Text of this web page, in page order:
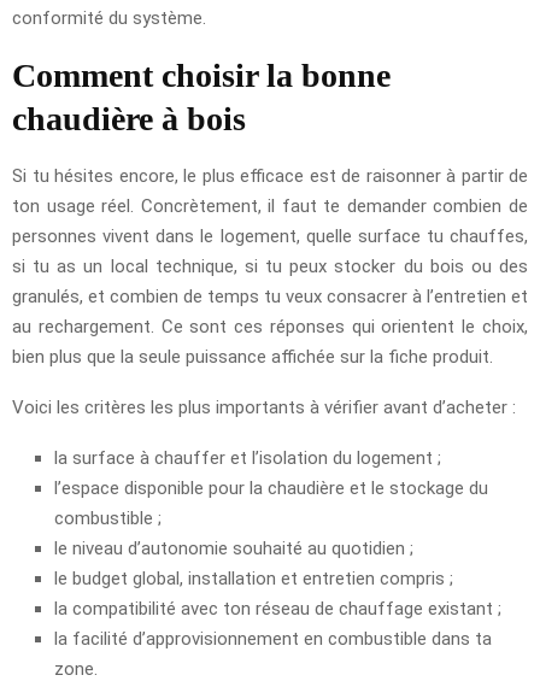
conformité du système.
Comment choisir la bonne
chaudière à bois
Si tu hésites encore, le plus efficace est de raisonner à partir de
ton usage réel. Concrètement, il faut te demander combien de
personnes vivent dans le logement, quelle surface tu chauffes,
si tu as un local technique, si tu peux stocker du bois ou des
granulés, et combien de temps tu veux consacrer à l’entretien et
au rechargement. Ce sont ces réponses qui orientent le choix,
bien plus que la seule puissance affichée sur la fiche produit.
Voici les critères les plus importants à vérifier avant d’acheter :
la surface à chauffer et l’isolation du logement ;
l’espace disponible pour la chaudière et le stockage du
combustible ;
le niveau d’autonomie souhaité au quotidien ;
le budget global, installation et entretien compris ;
la compatibilité avec ton réseau de chauffage existant ;
la facilité d’approvisionnement en combustible dans ta
zone.